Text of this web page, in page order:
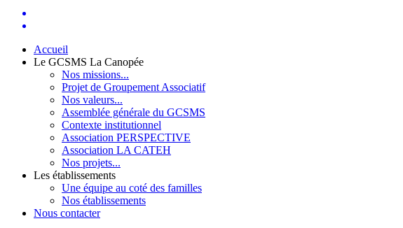
Accueil
Le GCSMS La Canopée
Nos missions...
Projet de Groupement Associatif
Nos valeurs...
Assemblée générale du GCSMS
Contexte institutionnel
Association PERSPECTIVE
Association LA CATEH
Nos projets...
Les établissements
Une équipe au coté des familles
Nos établissements
Nous contacter